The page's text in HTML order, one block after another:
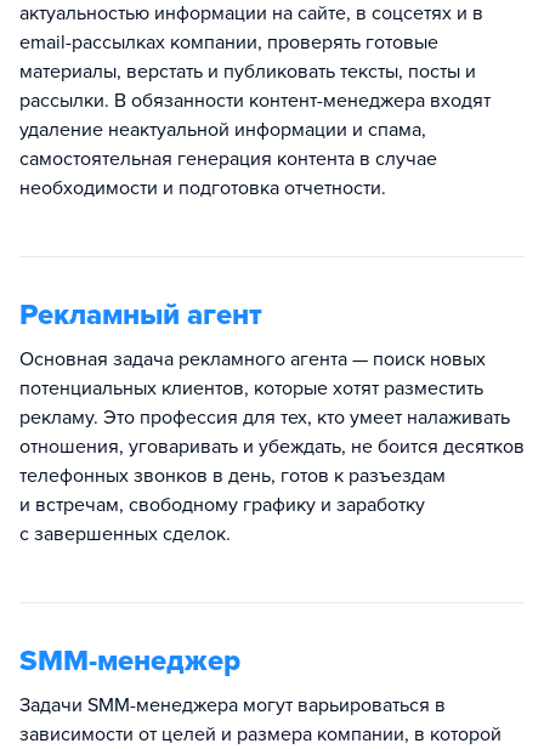
актуальностью информации на сайте, в соцсетях и в
email-рассылках компании, проверять готовые
материалы, верстать и публиковать тексты, посты и
рассылки. В обязанности контент-менеджера входят
удаление неактуальной информации и спама,
самостоятельная генерация контента в случае
необходимости и подготовка отчетности.
Рекламный агент
Основная задача рекламного агента — поиск новых
потенциальных клиентов, которые хотят разместить
рекламу. Это профессия для тех, кто умеет налаживать
отношения, уговаривать и убеждать, не боится десятков
телефонных звонков в день, готов к разъездам
и встречам, свободному графику и заработку
с завершенных сделок.
SMM-менеджер
Задачи SMM-менеджера могут варьироваться в
зависимости от целей и размера компании, в которой